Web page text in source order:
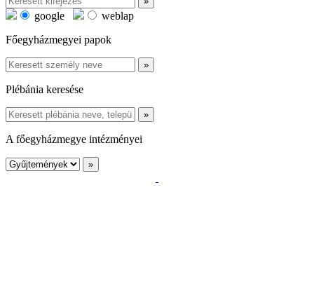
google
weblap
Főegyházmegyei papok
Plébánia keresése
A főegyházmegye intézményei